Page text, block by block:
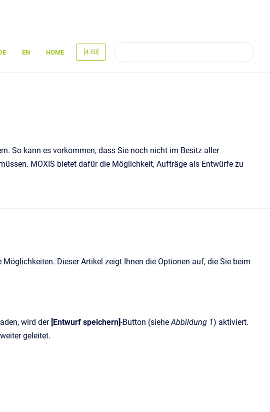
EN HOME [4.50]
So kann es vorkommen, dass Sie noch nicht im Besitz aller
MOXIS bietet dafür die Möglichkeit, Aufträge als Entwürfe zu
Dieser Artikel zeigt Ihnen die Optionen auf, die Sie beim
wird der[Entwurf speichern]-Button (sieheAbbildung 1) aktiviert.
weiter geleitet.